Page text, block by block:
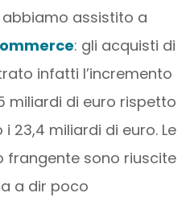
assistito a
: gli acquisti di
infatti l’incremento
miliardi di euro rispetto
23,4 miliardi di euro. Le
frangente sono riuscite
a dir poco